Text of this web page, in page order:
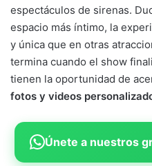
espectáculos de sirenas.
espacio más íntimo, la
y única que en otras
termina cuando el show
tienen la oportunidad de
fotos y videos
Únete a nuestros